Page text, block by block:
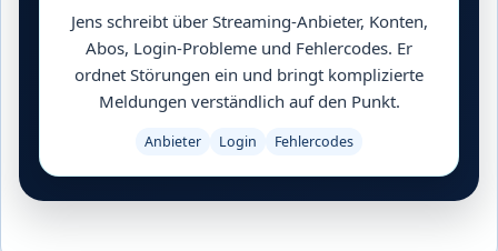
Jens schreibt über Streaming-Anbieter, Konten,
Abos, Login-Probleme und Fehlercodes. Er
ordnet Störungen ein und bringt komplizierte
Meldungen verständlich auf den Punkt.
Anbieter Login Fehlercodes